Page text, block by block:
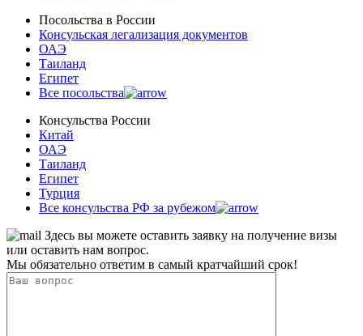
Посольства в Роcсии
Консульская легализация документов
ОАЭ
Таиланд
Египет
Все посольства
Консульства России
Китай
ОАЭ
Таиланд
Египет
Турция
Все консульства РФ за рубежом
Здесь вы можете оставить заявку на получение визы
или оставить нам вопрос.
Мы обязательно ответим в самый кратчайший срок!